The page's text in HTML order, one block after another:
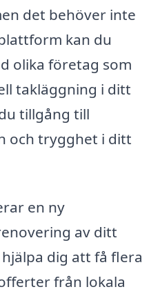
det behöver inte
kan du
olika företag som
takläggning i ditt
tillgång till
och trygghet i ditt
en ny
av ditt
dig att få flera
från lokala